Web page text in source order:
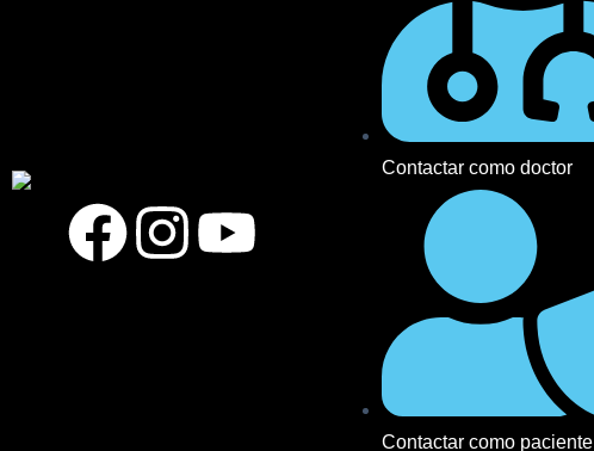
F I
Y
Contactar como doctor
Contactar como paciente